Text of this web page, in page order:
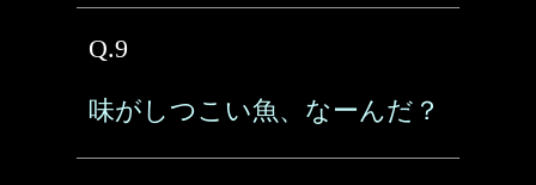
Q.9
味がしつこい魚、なーんだ？